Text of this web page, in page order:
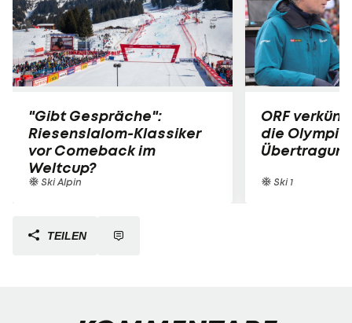
"Gibt Gespräche":
Riesenslalom-Klassiker
vor Comeback im
Weltcup?
Ski Alpin
ORF
die
Ski 1
TEILEN